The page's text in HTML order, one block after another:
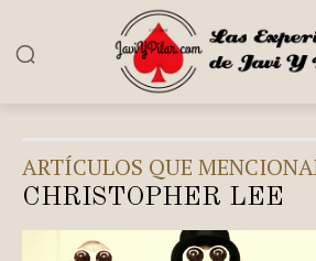
ARTÍCULOS QUE
CHRISTOPHER LEE